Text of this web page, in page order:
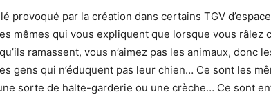
provoqué par la création dans certains TGV
mêmes qui vous expliquent que lorsque vous râlez
ramassent, vous n’aimez pas les animaux, donc
gens qui n’éduquent pas leur chien… Ce sont les
sorte de halte-garderie ou une crèche… Ce sont